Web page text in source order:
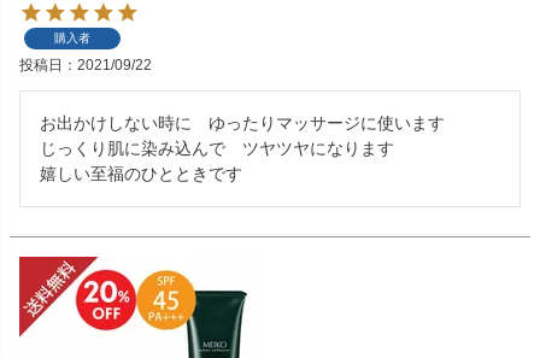
購入者
投稿日 2021/09/22
お出かけしない時に　ゆったりマッサージに使います
じっくり肌に染み込んで　ツヤツヤになります
嬉しい至福のひとときです